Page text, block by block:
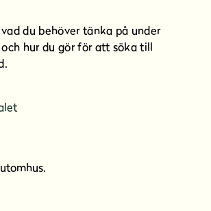
du behöver tänka på under
hur du gör för att söka till